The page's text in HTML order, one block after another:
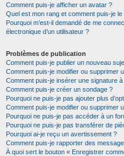
Comment puis-je afficher un avatar ?
Quel est mon rang et comment puis-je le
Pourquoi m’est-il demandé de me
électronique d’un utilisateur ?
Problèmes de publication
Comment puis-je publier un nouveau
Comment puis-je modifier ou supprimer
Comment puis-je insérer une signature
Comment puis-je créer un sondage ?
Pourquoi ne puis-je pas ajouter plus
Comment puis-je modifier ou supprimer
Pourquoi ne puis-je pas accéder à un
Pourquoi ne puis-je pas transférer de
Pourquoi ai-je reçu un avertissement ?
Comment puis-je rapporter des
À quoi sert le bouton « Enregistrer